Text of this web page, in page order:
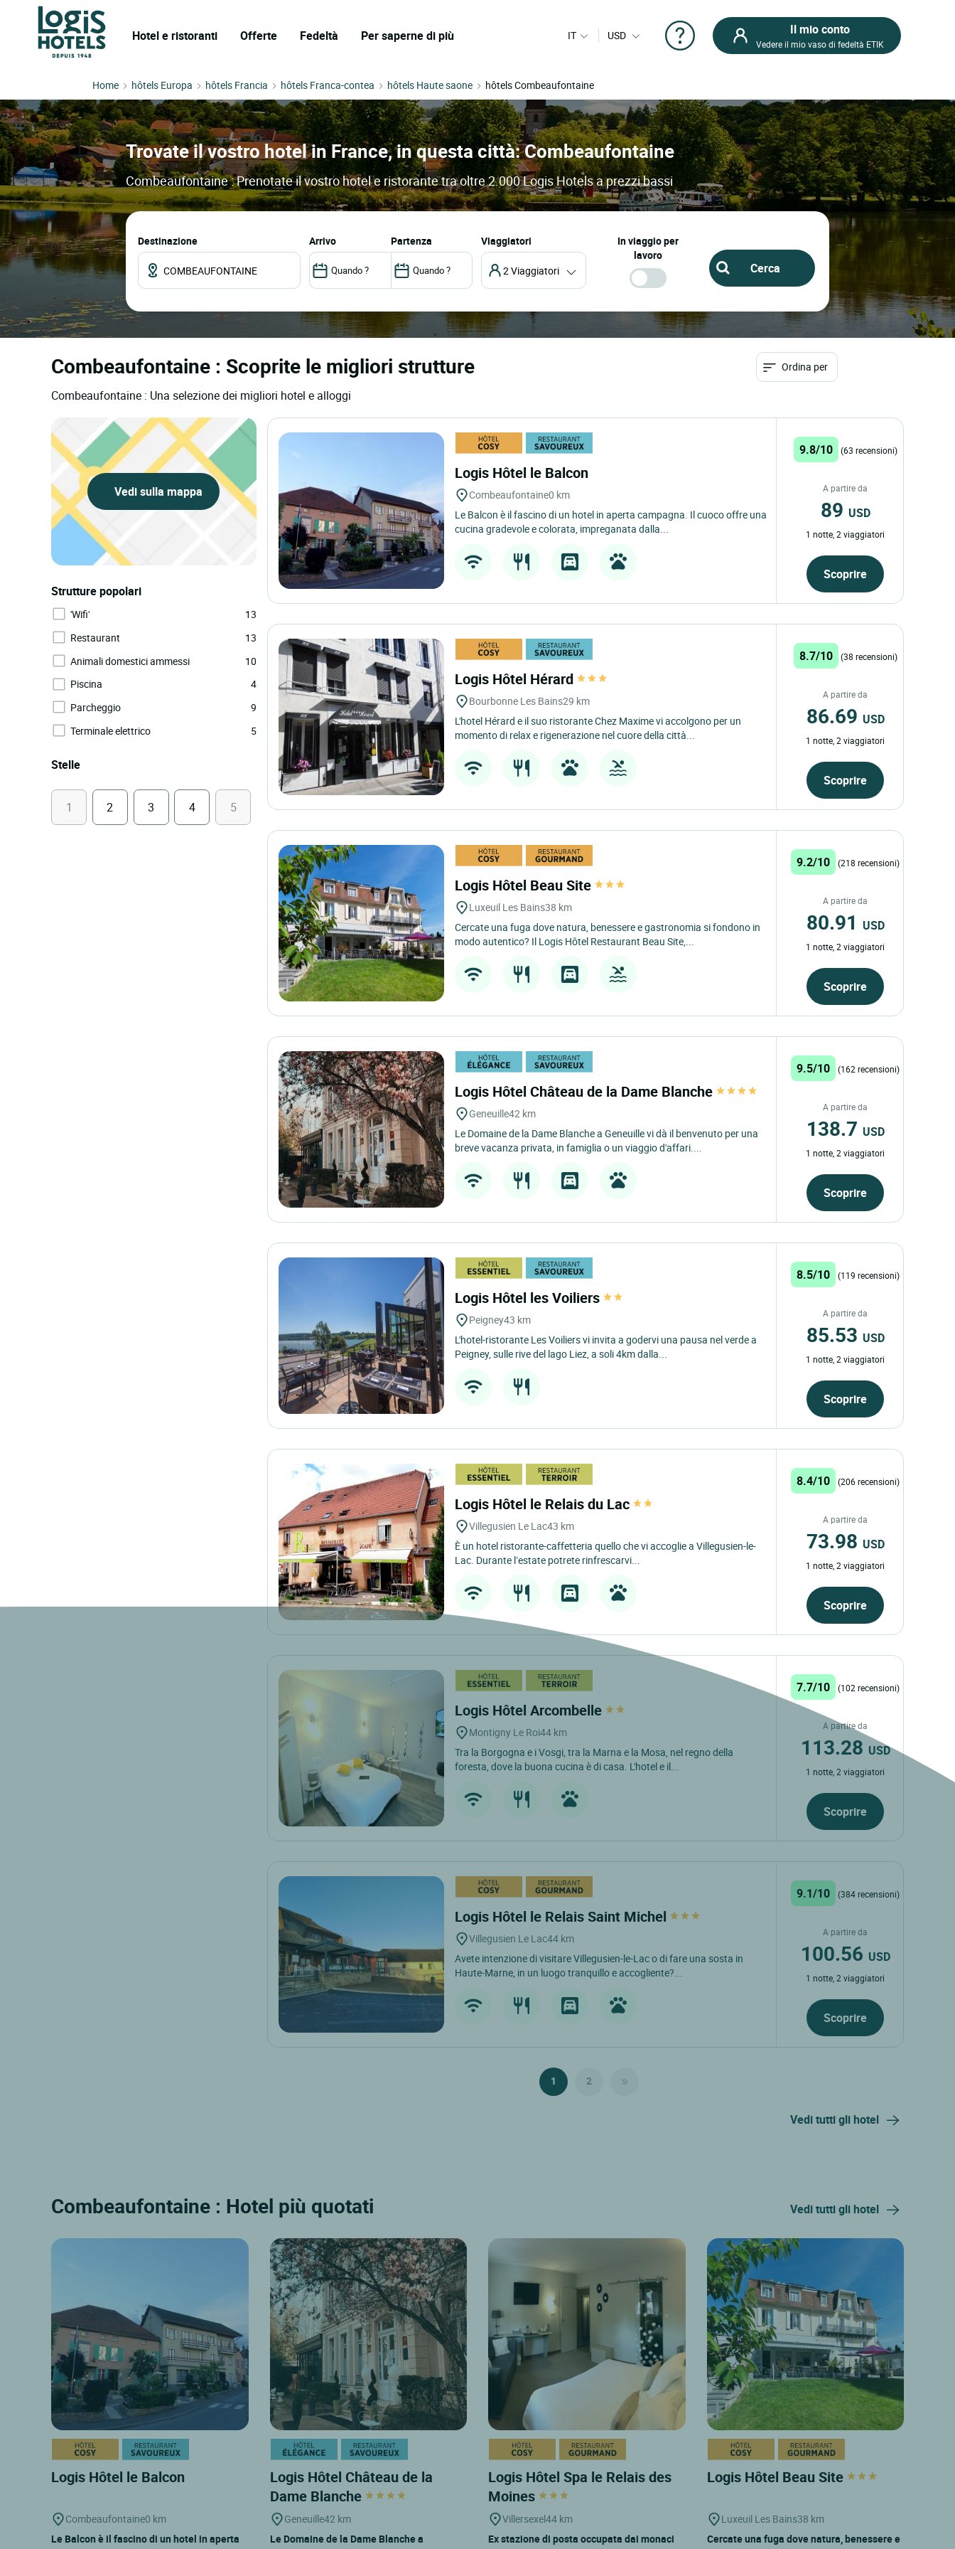
Hotel e ristoranti Offerte Fedeltà Per saperne di più IT USD Il mio conto
Vedere il mio vaso di fedeltà ETIK
Home hôtels Europa hôtels Francia hôtels Franca-contea hôtels Haute saone hôtels Combeaufontaine
Trovate il vostro hotel in France, in questa città: Combeaufontaine
Combeaufontaine : Prenotate il vostro hotel e ristorante tra oltre 2.000 Logis Hotels a prezzi bassi
Destinazione arrivo partenza Viaggiatori
2 Viaggiatori
In viaggio per
lavoro
Combeaufontaine : Scoprite le migliori strutture
Combeaufontaine : Una selezione dei migliori hotel e alloggi
Ordina per
Vedi sulla mappa
Strutture popolari
'Wifi'
13
Restaurant
13
Animali domestici ammessi
10
Piscina
4
Parcheggio
9
Terminale elettrico
5
Stelle
1 2 3 4 5
Logis Hôtel le Balcon
Combeaufontaine0 km
Le Balcon è il fascino di un hotel in aperta campagna. Il cuoco offre una
cucina gradevole e colorata, impreganata dalla...
9.8/10 (63 recensioni)
A partire da
89 USD
1 notte, 2 viaggiatori
Scoprire
Logis Hôtel Hérard
Bourbonne Les Bains29 km
L'hotel Hérard e il suo ristorante Chez Maxime vi accolgono per un
momento di relax e rigenerazione nel cuore della città...
8.7/10 (38 recensioni)
A partire da
86.69 USD
1 notte, 2 viaggiatori
Scoprire
Logis Hôtel Beau Site
Luxeuil Les Bains38 km
Cercate una fuga dove natura, benessere e gastronomia si fondono in
modo autentico? Il Logis Hôtel Restaurant Beau Site,...
9.2/10 (218 recensioni)
A partire da
80.91 USD
1 notte, 2 viaggiatori
Scoprire
Logis Hôtel Château de la Dame Blanche
Geneuille42 km
Le Domaine de la Dame Blanche a Geneuille vi dà il benvenuto per una
breve vacanza privata, in famiglia o un viaggio d'affari....
9.5/10 (162 recensioni)
A partire da
138.7 USD
1 notte, 2 viaggiatori
Scoprire
Logis Hôtel les Voiliers
Peigney43 km
L'hotel-ristorante Les Voiliers vi invita a godervi una pausa nel verde a
Peigney, sulle rive del lago Liez, a soli 4km dalla...
8.5/10 (119 recensioni)
A partire da
85.53 USD
1 notte, 2 viaggiatori
Scoprire
Logis Hôtel le Relais du Lac
Villegusien Le Lac43 km
È un hotel ristorante-caffetteria quello che vi accoglie a Villegusien-le-
Lac. Durante l’estate potrete rinfrescarvi...
8.4/10 (206 recensioni)
A partire da
73.98 USD
1 notte, 2 viaggiatori
Scoprire
Logis Hôtel Arcombelle
Montigny Le Roi44 km
Tra la Borgogna e i Vosgi, tra la Marna e la Mosa, nel regno della
foresta, dove la buona cucina è di casa. L'hotel e il...
7.7/10 (102 recensioni)
A partire da
113.28 USD
1 notte, 2 viaggiatori
Scoprire
Logis Hôtel le Relais Saint Michel
Villegusien Le Lac44 km
Avete intenzione di visitare Villegusien-le-Lac o di fare una sosta in
Haute-Marne, in un luogo tranquillo e accogliente?...
9.1/10 (384 recensioni)
A partire da
100.56 USD
1 notte, 2 viaggiatori
Scoprire
1 2
Vedi tutti gli hotel
Combeaufontaine : Hotel più quotati Vedi tutti gli hotel
Logis Hôtel le Balcon
Combeaufontaine0 km
Le Balcon è il fascino di un hotel in aperta
Logis Hôtel Château de la
Dame Blanche
Geneuille42 km
Le Domaine de la Dame Blanche a
Logis Hôtel Spa le Relais des
Moines
Villersexel44 km
Ex stazione di posta occupata dai monaci
Logis Hôtel Beau Site
Luxeuil Les Bains38 km
Cercate una fuga dove natura, benessere e